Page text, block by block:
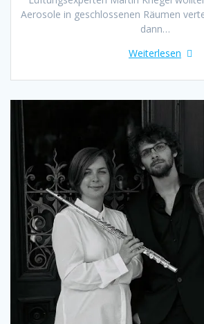
Aerosole in geschlossenen Räumen
dann…
Weiterlesen